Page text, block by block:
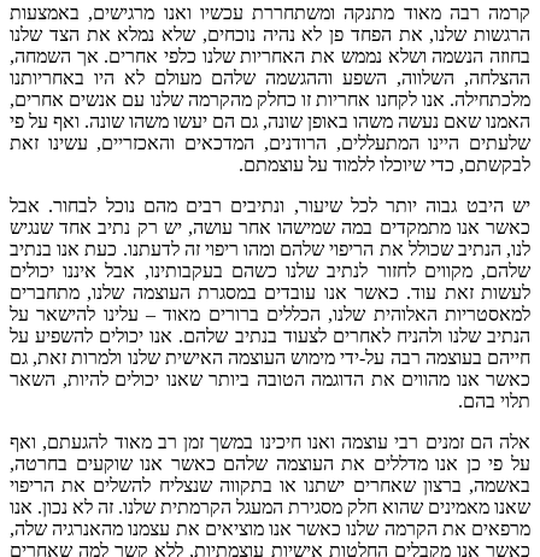
קרמה רבה מאוד מתנקה ומשתחררת עכשיו ואנו מרגישים, באמצעות
הרגשות שלנו, את הפחד פן לא נהיה נוכחים, שלא נמלא את הצד שלנו
בחוזה הנשמה ושלא נממש את האחריות שלנו כלפי אחרים. אך השמחה,
ההצלחה, השלווה, השפע וההגשמה שלהם מעולם לא היו באחריותנו
מלכתחילה. אנו לקחנו אחריות זו כחלק מהקרמה שלנו עם אנשים אחרים,
האמנו שאם נעשה משהו באופן שונה, גם הם יעשו משהו שונה. ואף על פי
שלעתים היינו המתעללים, הרודנים, המדכאים והאכזריים, עשינו זאת
לבקשתם, כדי שיוכלו ללמוד על עוצמתם.
יש היבט גבוה יותר לכל שיעור, ונתיבים רבים מהם נוכל לבחור. אבל
כאשר אנו מתמקדים במה שמישהו אחר עושה, יש רק נתיב אחד שנגיש
לנו, הנתיב שכולל את הריפוי שלהם ומהו ריפוי זה לדעתנו. כעת אנו בנתיב
שלהם, מקווים לחזור לנתיב שלנו כשהם בעקבותינו, אבל איננו יכולים
לעשות זאת עוד. כאשר אנו עובדים במסגרת העוצמה שלנו, מתחברים
למאסטריות האלוהית שלנו, הכללים ברורים מאוד – עלינו להישאר על
הנתיב שלנו ולהניח לאחרים לצעוד בנתיב שלהם. אנו יכולים להשפיע על
חייהם בעוצמה רבה על-ידי מימוש העוצמה האישית שלנו ולמרות זאת, גם
כאשר אנו מהווים את הדוגמה הטובה ביותר שאנו יכולים להיות, השאר
תלוי בהם.
אלה הם זמנים רבי עוצמה ואנו חיכינו במשך זמן רב מאוד להגעתם, ואף
על פי כן אנו מדללים את העוצמה שלהם כאשר אנו שוקעים בחרטה,
באשמה, ברצון שאחרים ישתנו או בתקווה שנצליח להשלים את הריפוי
שאנו מאמינים שהוא חלק מסגירת המעגל הקרמתית שלנו. זה לא נכון. אנו
מרפאים את הקרמה שלנו כאשר אנו מוציאים את עצמנו מהאנרגיה שלה,
כאשר אנו מקבלים החלטות אישיות עוצמתיות, ללא קשר למה שאחרים